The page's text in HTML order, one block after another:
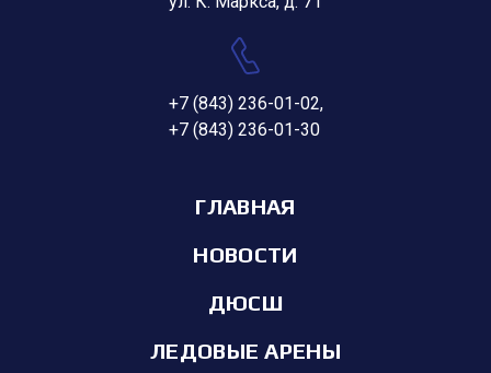
+7 (843) 236-01-02,
+7 (843) 236-01-30
ГЛАВНАЯ
НОВОСТИ
ДЮСШ
ЛЕДОВЫЕ АРЕНЫ